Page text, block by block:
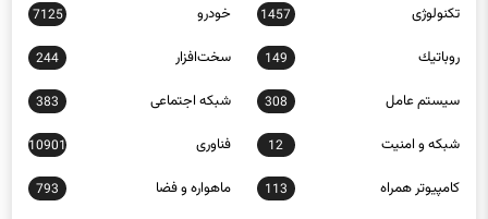
تکنولوژی 1457 خودرو 7125
روباتيك 149 سخت‌افزار 244
سيستم عامل 308 شبكه اجتماعی 383
شبكه و امنيت 12 فناوری 10901
كامپيوتر همراه 113 ماهواره و فضا 793